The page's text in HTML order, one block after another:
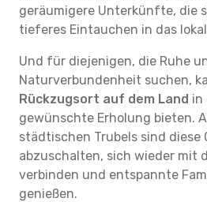
geräumigere Unterkünfte, die
tieferes Eintauchen in das
Und für diejenigen, die Ruhe
Naturverbundenheit suchen,
Rückzugsort auf dem Land in
gewünschte Erholung bieten.
städtischen Trubels sind diese
abzuschalten, sich wieder mit
verbinden und entspannte
genießen.